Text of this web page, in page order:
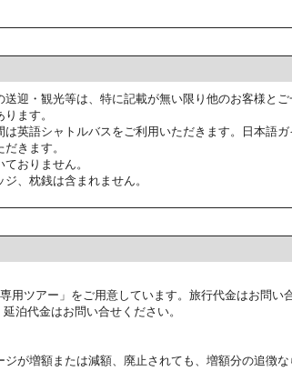
送迎・観光等は、特に記載が無い限り他のお客様と
ます。
は英語シャトルバスをご利用いただきます。日本語
きます。
おりません。
、枕銭は含まれません。
用ツアー」をご用意しています。旅行代金はお問い
泊代金はお問い合せください。
ジが増額または減額、廃止されても、増額分の追徴